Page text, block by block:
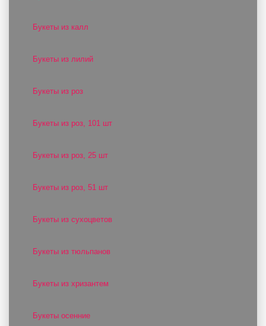
Букеты из калл
Букеты из лилий
Букеты из роз
Букеты из роз, 101 шт
Букеты из роз, 25 шт
Букеты из роз, 51 шт
Букеты из сухоцветов
Букеты из тюльпанов
Букеты из хризантем
Букеты осенние